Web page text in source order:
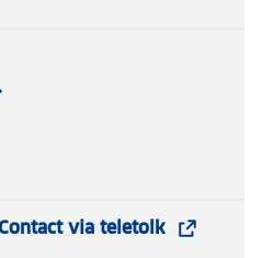
via teletolk